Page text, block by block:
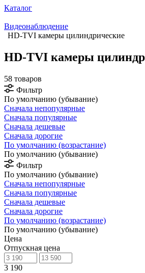
Каталог
Видеонаблюдение
HD-TVI камеры цилиндрические
HD-TVI камеры
58 товаров
Фильтр
По умолчанию (убывание)
Сначала непопулярные
Сначала популярные
Сначала дешевые
Сначала дорогие
По умолчанию (возрастание)
По умолчанию (убывание)
Фильтр
По умолчанию (убывание)
Сначала непопулярные
Сначала популярные
Сначала дешевые
Сначала дорогие
По умолчанию (возрастание)
По умолчанию (убывание)
Цена
Отпускная цена
3 190